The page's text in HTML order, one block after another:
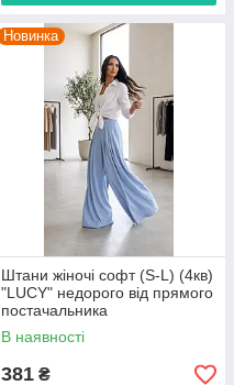
Новинка
Штани жіночі софт (S-L) (4кв)
"LUCY" недорого від прямого
постачальника
В наявності
381 ₴